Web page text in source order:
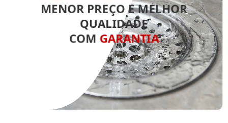
MENOR PREÇO E MELHOR
QUALIDADE
COM GARANTIA